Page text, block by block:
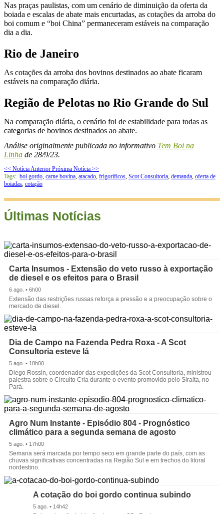
Nas praças paulistas, com um cenário de diminuição da oferta da
boiada e escalas de abate mais encurtadas, as cotações da arroba do
boi comum e “boi China” permaneceram estáveis na comparação
dia a dia.
Rio de Janeiro
As cotações da arroba dos bovinos destinados ao abate ficaram
estáveis na comparação diária.
Região de Pelotas no Rio Grande do Sul
Na comparação diária, o cenário foi de estabilidade para todas as
categorias de bovinos destinados ao abate.
Análise originalmente publicada no informativo Tem Boi na
Linha de 28/9/23.
<< Notícia Anterior Próxima Notícia >>
Tags: boi gordo carne bovina atacado frigoríficos Scot Consultoria demanda oferta de
boiadas cotação
Últimas Notícias
Carta Insumos - Extensão do veto russo à exportação
de diesel e os efeitos para o Brasil
6 ago. • 6h00
Extensão das restrições russas reforça a pressão e a preocupação sobre o
mercado de diesel.
Dia de Campo na Fazenda Pedra Roxa - A Scot
Consultoria esteve lá
5 ago. • 18h00
Diego Rossin, coordenador das expedições da Scot Consultoria, ministrou
palestra sobre o Circuito Cria durante o evento promovido pelo Siralta, no
Pará.
Agro Num Instante - Episódio 804 - Prognóstico
climático para a segunda semana de agosto
5 ago. • 17h00
Semana será marcada por tempo seco em grande parte do país, com as
chuvas significativas concentradas na Região Sul e em trechos do litoral
nordestino.
A cotação do boi gordo continua subindo
5 ago. • 14h42